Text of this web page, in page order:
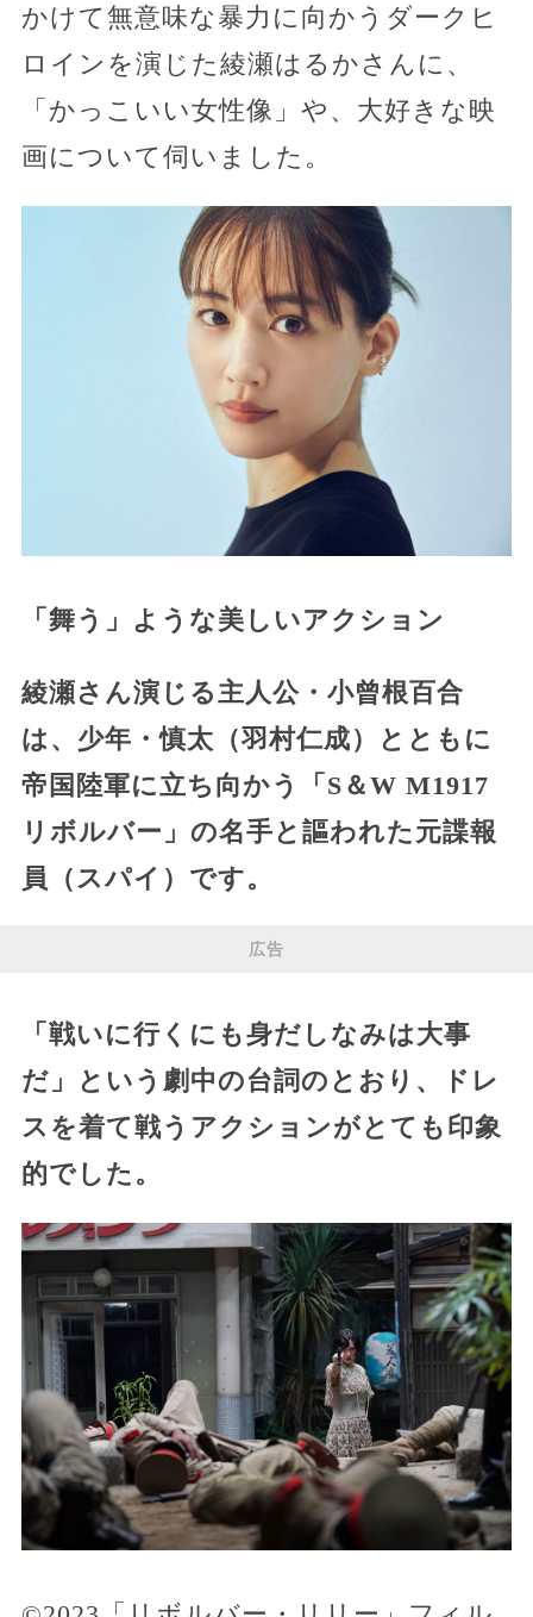
かけて無意味な暴力に向かうダークヒ
ロインを演じた綾瀬はるかさんに、
「かっこいい女性像」や、大好きな映
画について伺いました。
「舞う」ような美しいアクション
綾瀬さん演じる主人公・小曾根百合
は、少年・慎太（羽村仁成）とともに
帝国陸軍に立ち向かう「S＆W M1917
リボルバー」の名手と謳われた元諜報
員（スパイ）です。
広告
「戦いに行くにも身だしなみは大事
だ」という劇中の台詞のとおり、ドレ
スを着て戦うアクションがとても印象
的でした。